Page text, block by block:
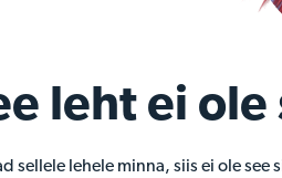
leht ei
sellele lehele minna, siis ei ole